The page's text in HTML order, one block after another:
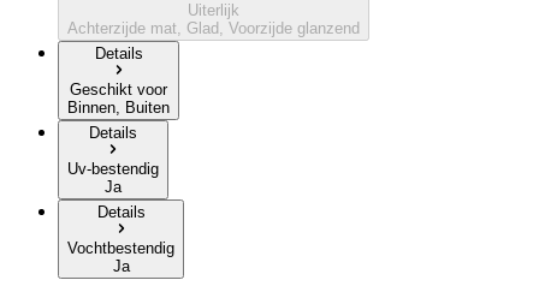
Uiterlijk
Achterzijde mat, Glad, Voorzijde glanzend
Details
Geschikt voor
Binnen, Buiten
Details
Uv-bestendig
Ja
Details
Vochtbestendig
Ja